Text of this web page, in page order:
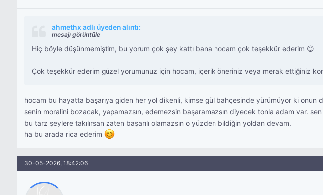
ahmethx adlı üyeden alıntı:
mesajı görüntüle
Hiç böyle düşünmemiştim, bu yorum çok şey kattı bana hocam çok teşekkür ederim 😊
Çok teşekkür ederim güzel yorumunuz için hocam, içerik öneriniz veya merak ettiğiniz
hocam bu hayatta başarıya giden her yol dikenli, kimse gül bahçesinde yürümüyor ki onun
senin moralini bozacak, yapamazsın, edemezsin başaramazsın diyecek tonla adam var. sen
bu tarz şeylere takılırsan zaten başarılı olamazsın o yüzden bildiğin yoldan devam.
ha bu arada rica ederim
30-05-2026, 18:42:06